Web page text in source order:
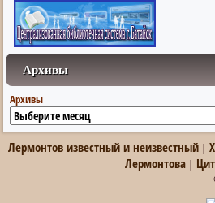
Архивы
Архивы
Лермонтов известный и неизвестный |
Лермонтова |